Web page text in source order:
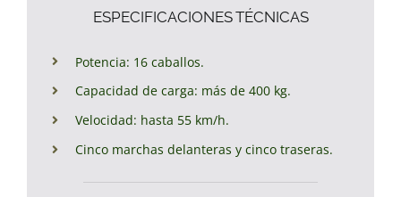
ESPECIFICACIONES TÉCNICAS
Potencia: 16 caballos.
Capacidad de carga: más de 400 kg.
Velocidad: hasta 55 km/h.
Cinco marchas delanteras y cinco traseras.